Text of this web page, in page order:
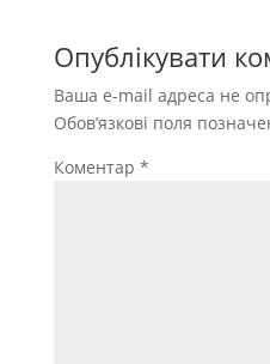
Опублікувати
Ваша e-mail адреса не
Обов’язкові поля
Коментар *